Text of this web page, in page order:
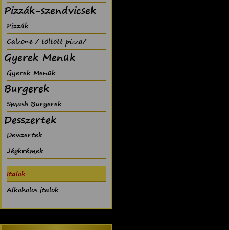
Pizzák-szendvicsek
Pizzák
Calzone / töltött pizza/
Gyerek Menük
Gyerek Menük
Burgerek
Smash Burgerek
Desszertek
Desszertek
Jégkrémek
Italok
Alkoholos italok